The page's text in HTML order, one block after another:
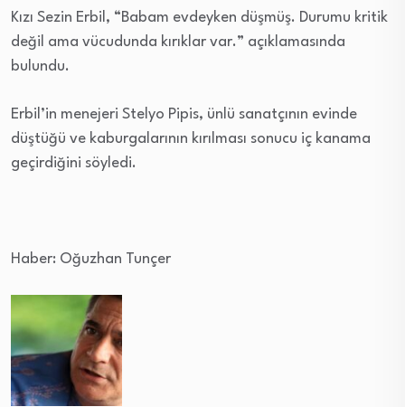
Kızı Sezin Erbil, “Babam evdeyken düşmüş. Durumu kritik
değil ama vücudunda kırıklar var.” açıklamasında
bulundu.
Erbil’in menejeri Stelyo Pipis, ünlü sanatçının evinde
düştüğü ve kaburgalarının kırılması sonucu iç kanama
geçirdiğini söyledi.
Haber: Oğuzhan Tunçer